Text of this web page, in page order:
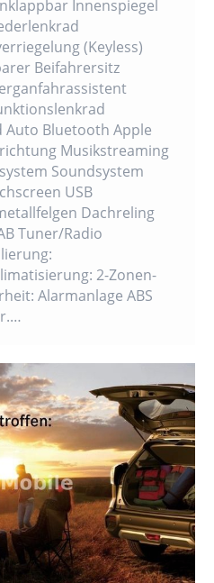
Innenspiegel
(Keyless)
Beifahrersitz
Auto Bluetooth Apple
Musikstreaming
Soundsystem
USB
Dachreling
Tuner/Radio
2-Zonen-
Alarmanlage ABS